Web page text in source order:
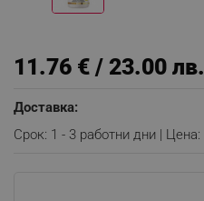
11.76 € / 23.00 лв.
Доставка:
Срок: 1 - 3 работни дни | Цена: